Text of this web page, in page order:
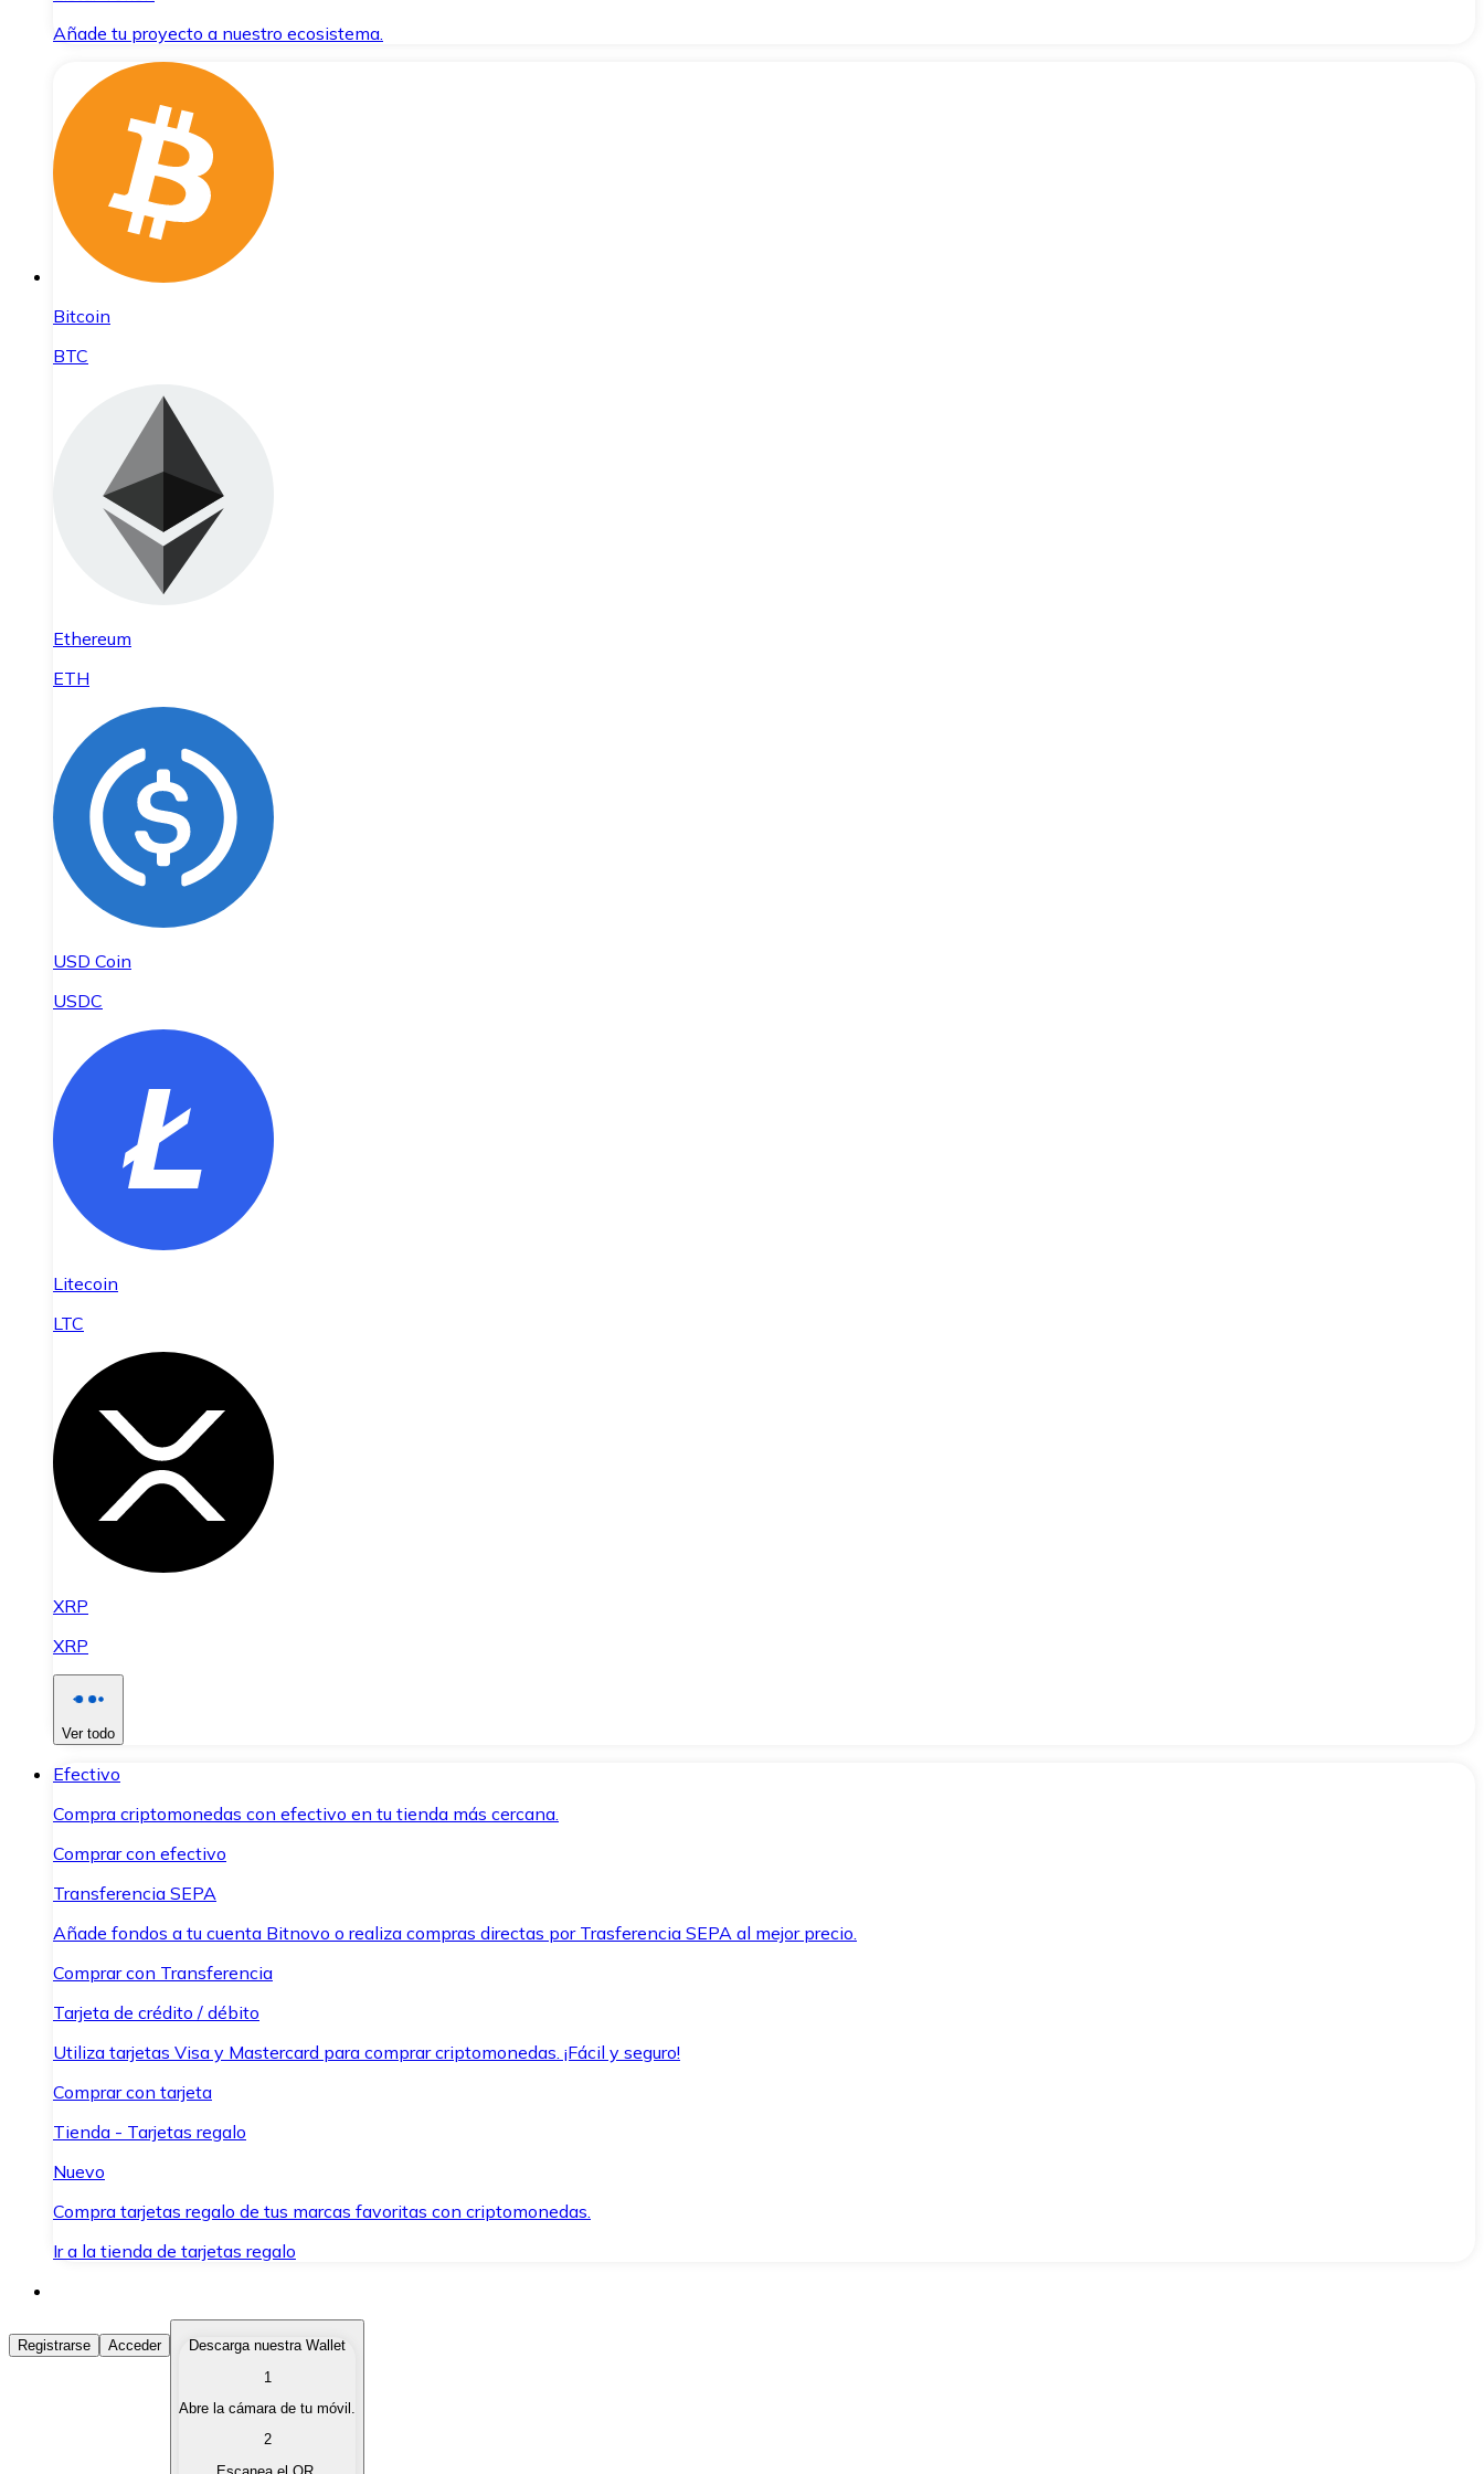
Añade tu proyecto a nuestro ecosistema.
Bitcoin
BTC
Ethereum
ETH
USD Coin
USDC
Litecoin
LTC
XRP
XRP
Ver todo
Efectivo
Compra criptomonedas con efectivo en tu tienda más cercana.
Comprar con efectivo
Transferencia SEPA
Añade fondos a tu cuenta Bitnovo o realiza compras directas por Trasferencia SEPA al mejor precio.
Comprar con Transferencia
Tarjeta de crédito / débito
Utiliza tarjetas Visa y Mastercard para comprar criptomonedas. ¡Fácil y seguro!
Comprar con tarjeta
Tienda - Tarjetas regalo
Nuevo
Compra tarjetas regalo de tus marcas favoritas con criptomonedas.
Ir a la tienda de tarjetas regalo
Comprar Criptomonedas
Compra criptomonedas con diferentes métodos de pago.
Vende tus criptomonedas de forma rápida y segura.
Registrarse Acceder
Descarga nuestra Wallet
1
Abre la cámara de tu móvil.
2